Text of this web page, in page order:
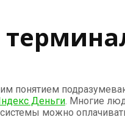
понятием
Деньги. Многие
можно